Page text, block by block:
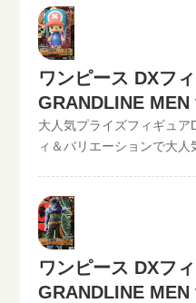
す。下記のような入力方法
といまる。開催中の買取キ
仮買取査定金額に納得した
フォームからお申込みくだ
の宅配キットが届いたら、
送るだけ。自宅から出るこ
のが売れます！宅配買取可
でもお買取り可能です！買
全て無料です。JANコード
下記のような入力方法でも
まる。開催中の買取キャン
取中！！2022/06/07更新！
が遅れているものがありま
は全て最新の相場で改めて
ください。》ワンピース
GRANDLINE MEN vol.14
1,000円（未開封の場
のワンピースDXフィギュ
仮買取査定金額に納得した
フォームからお申込みくだ
の宅配キットが届いたら、
送るだけ。自宅から出るこ
のが売れます！宅配買取可
ワンピース DXフ
GRANDLINE
買取価格
大人気プライズフィギュ
ィ＆バリエーションで大人
取中！！2022/06/07更新！
が遅れているものがありま
は全て最新の相場で改めて
ください。》ワンピース
GRANDLINE MEN vol.14
ワンピース DXフ
GRANDLINE